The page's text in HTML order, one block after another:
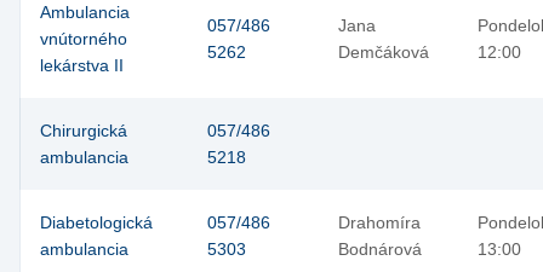
Ambulancia
vnútorného
lekárstva II
057/486
5262
Jana
Demčáková
12:00
Chirurgická
ambulancia
057/486
5218
Diabetologická
ambulancia
057/486
5303
Drahomíra
Bodnárová
13:00